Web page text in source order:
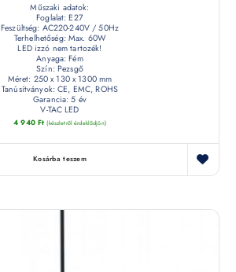
Műszaki adatok:
Foglalat: E27
Feszültség: AC220-240V / 50Hz
Terhelhetőség: Max. 60W
LED izzó nem tartozék!
Anyaga: Fém
Szín: Pezsgő
Méret: 250 x 130 x 1300 mm
Tanúsítványok: CE, EMC, ROHS
Garancia: 5 év
V-TAC LED
4 940 Ft (készletről érdeklődjön)
Kosárba teszem